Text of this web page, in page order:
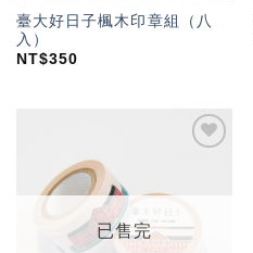
臺大好日子楓木印章組（八
入）
NT$350
已售完